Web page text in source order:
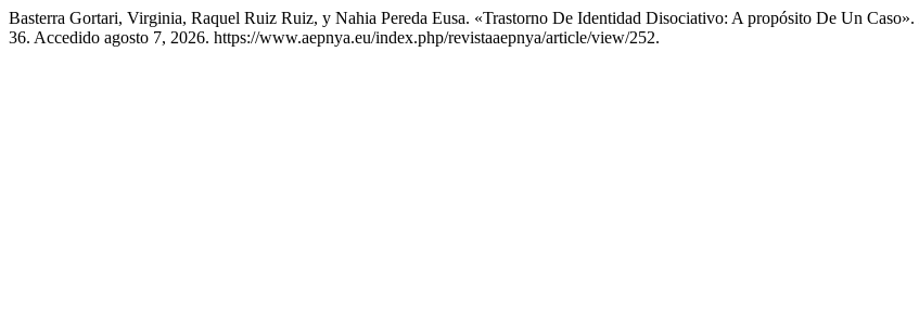
Basterra Gortari, Virginia, Raquel Ruiz Ruiz, y Nahia Pereda Eusa. «Trastorno De Identidad Disociativo: A propósito De Un Caso».
36. Accedido agosto 7, 2026. https://www.aepnya.eu/index.php/revistaaepnya/article/view/252.